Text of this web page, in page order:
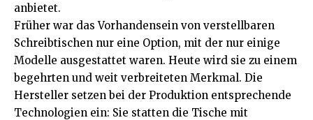
anbietet.
Früher war das Vorhandensein von verstellbaren
Schreibtischen nur eine Option, mit der nur einige
Modelle ausgestattet waren. Heute wird sie zu einem
begehrten und weit verbreiteten Merkmal. Die
Hersteller setzen bei der Produktion entsprechende
Technologien ein: Sie statten die Tische mit